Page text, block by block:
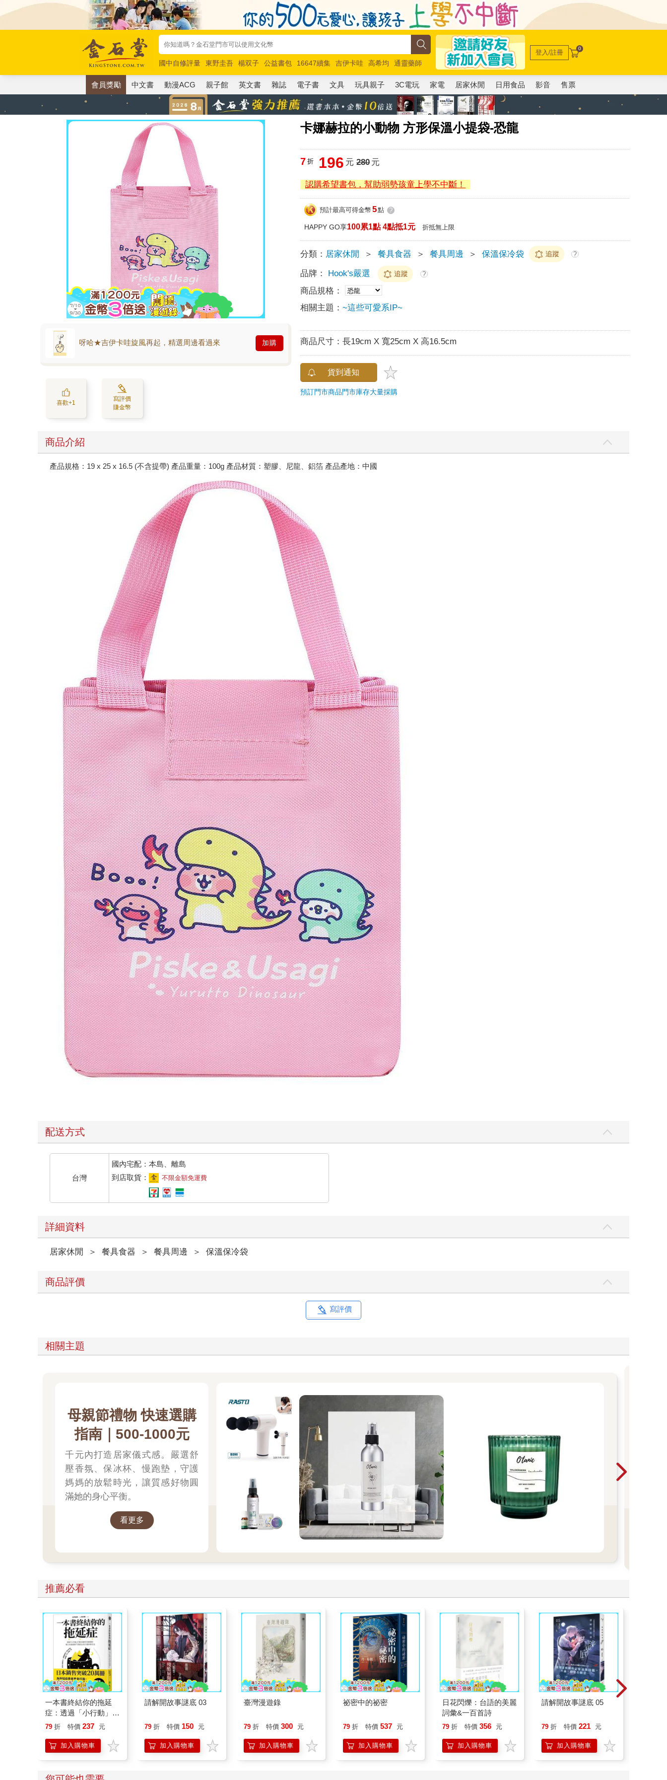
國中自修評量 東野圭吾 楊双子 公益書包 16647續集 吉伊卡哇 高希均
通靈藥師
唯紅花綻放
奧德賽 路邊攤新作 馬斯克 玩具總動員5 超慢跑
登入/註冊 0
會員獎勵 中文書 動漫ACG 親子館 英文書 雜誌 電子書 文具 玩具親子 3C電玩 家電 居家休閒 日用食品 影音 售票
卡娜赫拉的小動物 方形保溫小提袋-恐龍
呀哈★吉伊卡哇旋風再起，精選周邊看過來 加購
喜歡+1
寫評價
賺金幣
7 折 196 元 280元
認購希望書包，幫助弱勢孩童上學不中斷！
預計最高可得金幣 5點 ?
HAPPY GO享100累1點 4點抵1元 折抵無上限
分類： 居家休閒 ＞ 餐具食器 ＞ 餐具周邊 ＞ 保溫保冷袋 追蹤 ?
品牌： Hook's嚴選 追蹤 ?
商品規格：
相關主題：~這些可愛系IP~
商品尺寸：長19cm X 寬25cm X 高16.5cm
貨到通知
預訂門市商品門市庫存大量採購
商品介紹
產品規格：19 x 25 x 16.5 (不含提帶) 產品重量：100g 產品材質：塑膠、尼龍、鋁箔 產品產地：中國
配送方式
台灣
國內宅配：本島、離島
到店取貨：
不限金額免運費
詳細資料
居家休閒 ＞ 餐具食器 ＞ 餐具周邊 ＞ 保溫保冷袋
商品評價
寫評價
相關主題
母親節禮物 快速選購
指南｜500-1000元
千元內打造居家儀式感。嚴選舒
壓香氛、保冰杯、慢跑墊，守護
媽媽的放鬆時光，讓質感好物圓
滿她的身心平衡。
看更多
推薦必看
一本書終結你的拖延
症：透過「小行動」打
開大腦的行動開關，懶
的37個科學方法
79 折 特價 237 元
加入購物車
請解開故事謎底 03
79 折 特價 150 元
加入購物車
臺灣漫遊錄
79 折 特價 300 元
加入購物車
祕密中的祕密
79 折 特價 537 元
加入購物車
日花閃爍：台語的美麗
詞彙&一百首詩
79 折 特價 356 元
加入購物車
請解開故事謎底 05
79 折 特價 221 元
加入購物車